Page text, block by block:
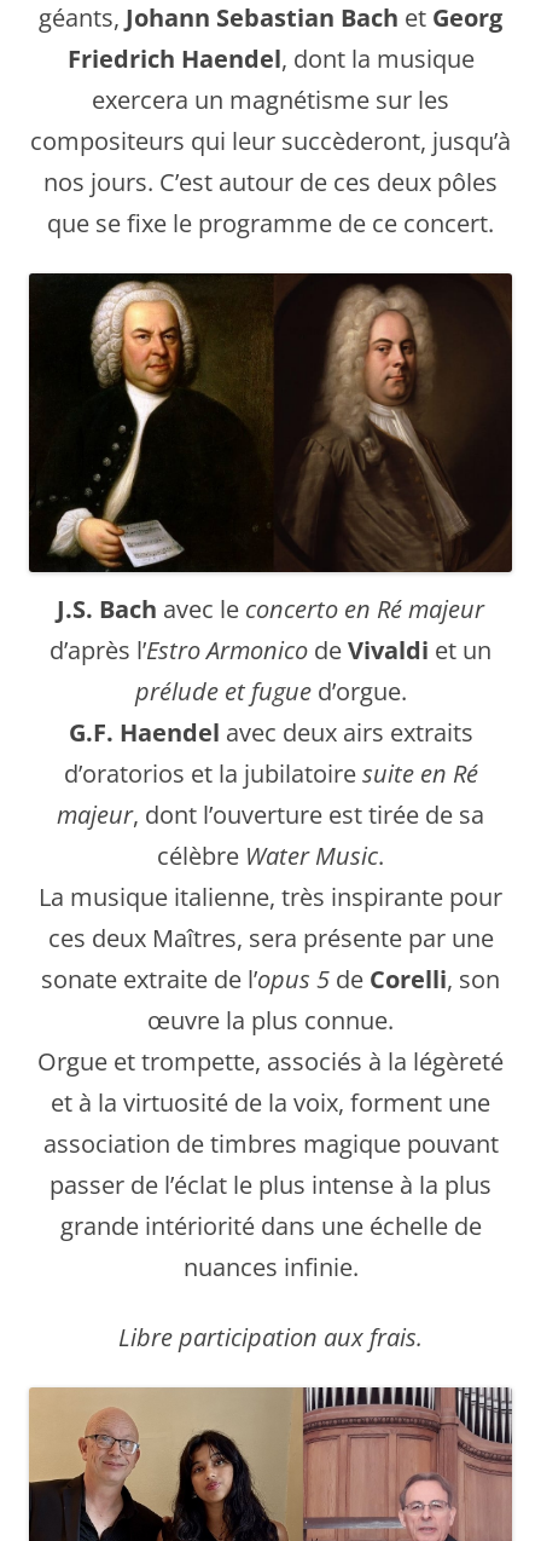
géants, Johann Sebastian Bach et Georg
Friedrich Haendel, dont la musique
exercera un magnétisme sur les
compositeurs qui leur succèderont, jusqu’à
nos jours. C’est autour de ces deux pôles
que se fixe le programme de ce concert.
J.S. Bach avec le concerto en Ré majeur
d’après l’Estro Armonico deVivaldi et un
prélude et fugued’orgue.
G.F. Haendel avec deux airs extraits
d’oratorios et la jubilatoiresuite en Ré
majeur, dont l’ouverture est tirée de sa
célèbre Water Music.
La musique italienne, très inspirante pour
ces deux Maîtres, sera présente par une
sonate extraite de l’opus 5 de Corelli, son
œuvre la plus connue.
Orgue et trompette, associés à la légèreté
et à la virtuosité de la voix, forment une
association de timbres magique pouvant
passer de l’éclat le plus intense à la plus
grande intériorité dans une échelle de
nuances infinie.
Libre participation aux frais.